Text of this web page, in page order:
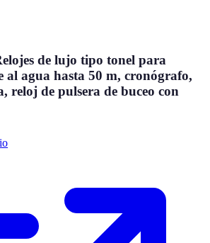
de lujo tipo tonel para
al agua hasta 50 m, cronógrafo,
reloj de pulsera de buceo con